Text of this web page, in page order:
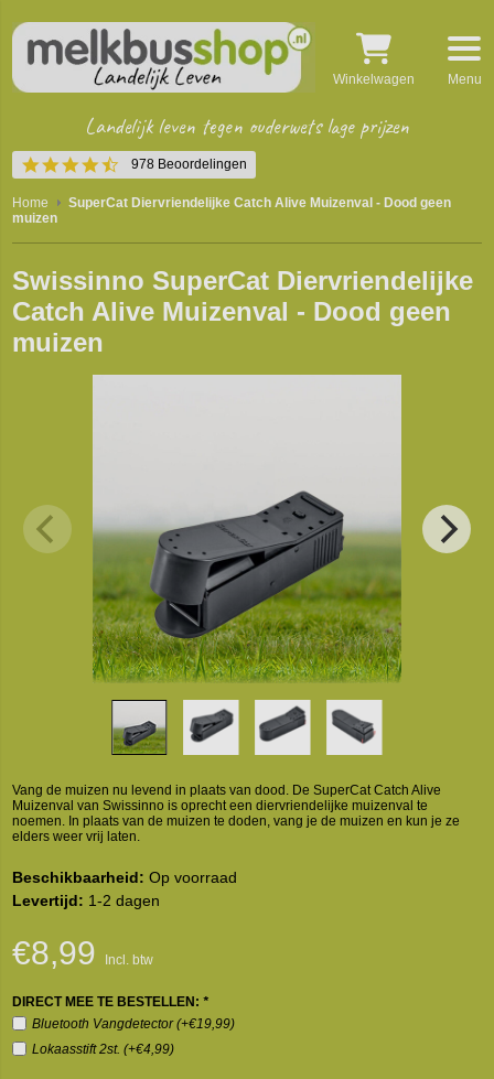
4.4
star
rating
978 Beoordelingen
Landelijk leven tegen ouderwets lage prijzen
Winkelwagen Menu
Home
SuperCat Diervriendelijke Catch Alive Muizenval - Dood geen
muizen
Swissinno SuperCat Diervriendelijke
Catch Alive Muizenval - Dood geen
muizen
Vang de muizen nu levend in plaats van dood. De SuperCat Catch Alive
Muizenval van Swissinno is oprecht een diervriendelijke muizenval te
noemen. In plaats van de muizen te doden, vang je de muizen en kun je ze
elders weer vrij laten.
Beschikbaarheid: Op voorraad
Levertijd: 1-2 dagen
€8,99 Incl. btw
DIRECT MEE TE BESTELLEN:*
Bluetooth Vangdetector (+€19,99)
Lokaasstift 2st. (+€4,99)